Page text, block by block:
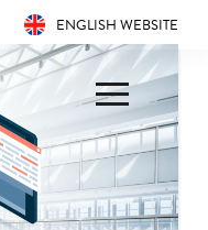
ENGLISH WEBSITE